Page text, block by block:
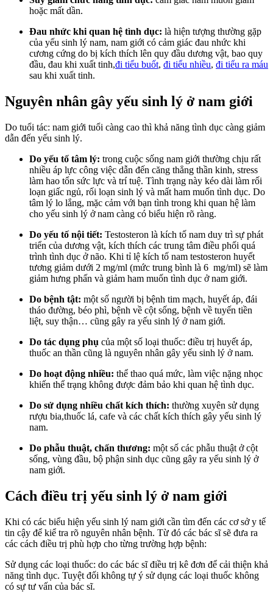
hoặc mất dần.
Đau nhức khi quan hệ tình dục: là hiện tượng thường gặp
của yếu sinh lý nam, nam giới có cảm giác đau nhức khi
cương cứng do bị kích thích lên quy đầu dương vật, bao quy
đầu, đau khi xuất tinh,đi tiểu buốt, đi tiểu nhiều, đi tiểu ra máu
sau khi xuất tinh.
Nguyên nhân gây yếu sinh lý ở nam giới
Do tuổi tác: nam giới tuổi càng cao thì khả năng tình dục càng giảm
dẫn đến yếu sinh lý.
Do yếu tố tâm lý: trong cuộc sống nam giới thường chịu rất
nhiều áp lực công việc dẫn đến căng thẳng thần kinh, stress
làm hao tổn sức lực và trí tuệ. Tình trạng này kéo dài làm rối
loạn giấc ngủ, rối loạn sinh lý và mất ham muốn tình dục. Do
tâm lý lo lắng, mặc cảm với bạn tình trong khi quan hệ làm
cho yếu sinh lý ở nam càng có biểu hiện rõ ràng.
Do yếu tố nội tiết: Testosteron là kích tố nam duy trì sự phát
triển của dương vật, kích thích các trung tâm điều phối quá
trình tình dục ở não. Khi tỉ lệ kích tố nam testosteron huyết
tương giảm dưới 2 mg/ml (mức trung bình là 6 mg/ml) sẽ làm
giảm hưng phấn và giảm ham muốn tình dục ở nam giới.
Do bệnh tật: một số người bị bệnh tim mạch, huyết áp, đái
tháo đường, béo phì, bệnh về cột sống, bệnh về tuyến tiền
liệt, suy thận… cũng gây ra yếu sinh lý ở nam giới.
Do tác dụng phụ của một số loại thuốc: điều trị huyết áp,
thuốc an thần cũng là nguyên nhân gây yếu sinh lý ở nam.
Do hoạt động nhiều: thể thao quá mức, làm việc nặng nhọc
khiến thể trạng không được đảm bảo khi quan hệ tình dục.
Do sử dụng nhiều chất kích thích: thường xuyên sử dụng
rượu bia,thuốc lá, cafe và các chất kích thích gây yếu sinh lý
nam.
Do phẫu thuật, chấn thương: một số các phẫu thuật ở cột
sống, vùng đầu, bộ phận sinh dục cũng gây ra yếu sinh lý ở
nam giới.
Cách điều trị yếu sinh lý ở nam giới
Khi có các biểu hiện yếu sinh lý nam giới cần tìm đến các cơ sở y tế
tin cậy để kiể tra rõ nguyên nhân bệnh. Từ đó các bác sĩ sẽ đưa ra
các cách điều trị phù hợp cho từng trường hợp bệnh:
Sử dụng các loại thuốc: do các bác sĩ điều trị kê đơn để cải thiện khả
năng tình dục. Tuyệt đối không tự ý sử dụng các loại thuốc không
có sự tư vấn của bác sĩ.